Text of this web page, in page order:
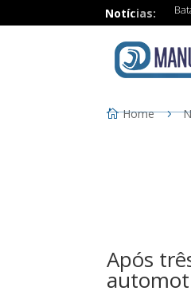
Notícias:
Home
Após